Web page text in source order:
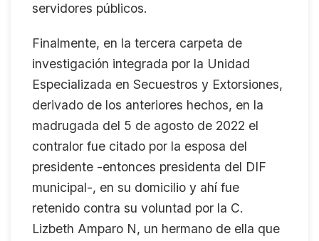
servidores públicos.
Finalmente, en la tercera carpeta de
investigación integrada por la Unidad
Especializada en Secuestros y Extorsiones,
derivado de los anteriores hechos, en la
madrugada del 5 de agosto de 2022 el
contralor fue citado por la esposa del
presidente -entonces presidenta del DIF
municipal-, en su domicilio y ahí fue
retenido contra su voluntad por la C.
Lizbeth Amparo N, un hermano de ella que